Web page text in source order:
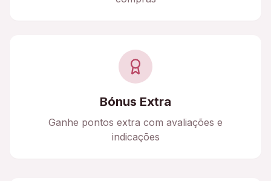
Bónus Extra
Ganhe pontos extra com avaliações e
indicações